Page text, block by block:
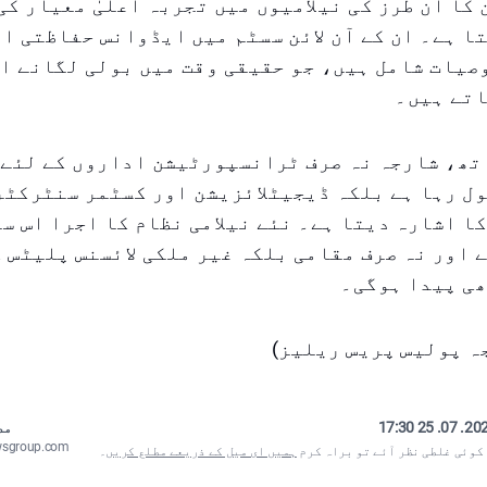
کا ان طرز کی نیلامیوں میں تجربہ اعلیٰ معیار
ہے۔ ان کے آن لائن سسٹم میں ایڈوانس حفاظتی
شامل ہیں، جو حقیقی وقت میں بولی لگانے
ہیں۔
شارجہ نہ صرف ٹرانسپورٹیشن اداروں کے
رہا ہے بلکہ ڈیجیٹلائزیشن اور کسٹمر
اشارہ دیتا ہے۔ نئے نیلامی نظام کا اجرا اس
اور نہ صرف مقامی بلکہ غیر ملکی لائسنس
پیدا ہوگی۔
پولیس پریس ریلیز)
2025. 07.
غلطی نظر آئے تو براہ کرم ہمیں ای میل کے ذریعے مطلع کریں۔